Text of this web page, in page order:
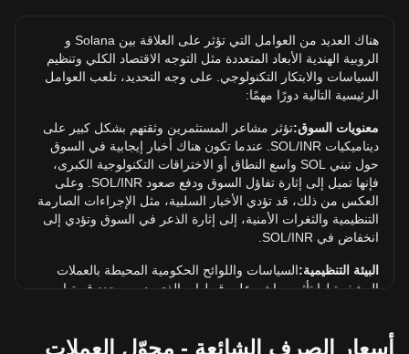
واحدة ستتجاوز أعلى مستوى حالي على الإطلاق.
ما توجه سعر في INR؟
بمقدار {7dPricech}. على مدار الشهر الماضي، انخفض سعر
صرف Solana (SOL) بمقدار 5.27% مقابل الروبية الهندية (INR).
هناك العديد من العوامل التي تؤثر على العلاقة بين Solana و
الروبية الهندية الأبعاد المتعددة مثل التوجه الاقتصاد الكلي وتنظيم
السياسات والابتكار التكنولوجي. على وجه التحديد، تلعب العوامل
الرئيسية التالية دورًا مهمًا:
معنويات السوق:تؤثر مشاعر المستثمرين وثقتهم بشكل كبير على
ديناميكيات SOL/INR. عندما تكون هناك أخبار إيجابية في السوق
حول تبني SOL واسع النطاق أو الاختراقات التكنولوجية الكبرى،
فإنها تميل إلى إثارة تفاؤل السوق ودفع صعود SOL/INR. وعلى
العكس من ذلك، قد تؤدي الأخبار السلبية، مثل الإجراءات الصارمة
التنظيمية والثغرات الأمنية، إلى إثارة الذعر في السوق وتؤدي إلى
انخفاض في SOL/INR.
البيئة التنظيمية:السياسات واللوائح الحكومية المحيطة بالعملات
المشفرة لها تأثير مباشر على قبولها، والذي بدوره يحدد قيمتها
وتزيد قيمتها. وعلى العكس من ذلك، قد تعيق السياسات التنظيمية
أسعار الصرف الشائعة - محوّل العملات